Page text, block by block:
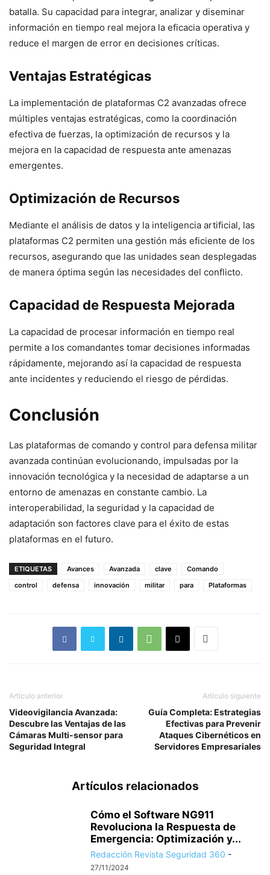
batalla. Su capacidad para integrar, analizar y diseminar
información en tiempo real mejora la eficacia operativa y
reduce el margen de error en decisiones críticas.
Ventajas Estratégicas
La implementación de plataformas C2 avanzadas ofrece
múltiples ventajas estratégicas, como la coordinación
efectiva de fuerzas, la optimización de recursos y la
mejora en la capacidad de respuesta ante amenazas
emergentes.
Optimización de Recursos
Mediante el análisis de datos y la inteligencia artificial, las
plataformas C2 permiten una gestión más eficiente de los
recursos, asegurando que las unidades sean desplegadas
de manera óptima según las necesidades del conflicto.
Capacidad de Respuesta Mejorada
La capacidad de procesar información en tiempo real
permite a los comandantes tomar decisiones informadas
rápidamente, mejorando así la capacidad de respuesta
ante incidentes y reduciendo el riesgo de pérdidas.
Conclusión
Las plataformas de comando y control para defensa militar
avanzada continúan evolucionando, impulsadas por la
innovación tecnológica y la necesidad de adaptarse a un
entorno de amenazas en constante cambio. La
interoperabilidad, la seguridad y la capacidad de
adaptación son factores clave para el éxito de estas
plataformas en el futuro.
ETIQUETAS Avances Avanzada clave
Comando
control
defensa innovación militar para Plataformas
Artículo anterior
Videovigilancia Avanzada:
Descubre las Ventajas de las
Cámaras Multi-sensor para
Seguridad Integral
Artículo siguiente
Guía Completa: Estrategias
Efectivas para Prevenir
Ataques Cibernéticos en
Servidores Empresariales
Artículos relacionados
Cómo el Software NG911
Revoluciona la Respuesta de
Emergencia: Optimización y...
Redacción Revista Seguridad 360 -
27/11/2024